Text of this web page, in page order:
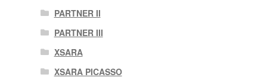
PARTNER II
PARTNER III
XSARA
XSARA PICASSO